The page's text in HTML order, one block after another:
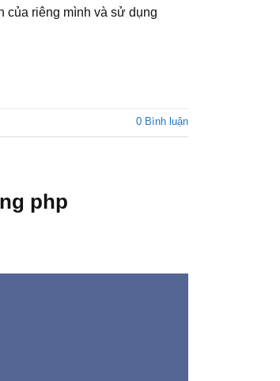
của riêng mình và sử dụng
0 Bình luận
php